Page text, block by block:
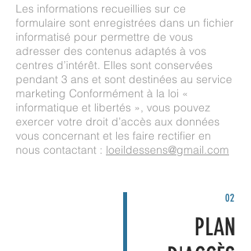
Les informations recueillies sur ce
formulaire sont enregistrées dans un fichier
informatisé pour permettre de vous
adresser des contenus adaptés à vos
centres d’intérêt. Elles sont conservées
pendant 3 ans et sont destinées au service
marketing Conformément à la loi «
informatique et libertés », vous pouvez
exercer votre droit d’accès aux données
vous concernant et les faire rectifier en
nous contactant : loeildessens@gmail.com
02
PLAN